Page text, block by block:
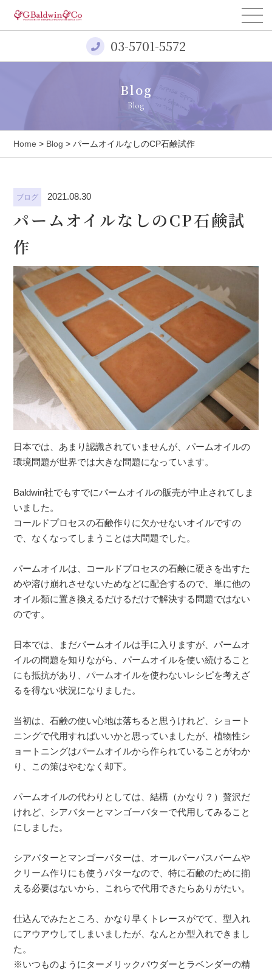
03-5701-5572
Blog
Blog
Home > Blog > パームオイルなしのCP石鹸試作
ブログ 2021.08.30
パームオイルなしのCP石鹸試
作
日本では、あまり認識されていませんが、パームオイルの
環境問題が世界では大きな問題になっています。
Baldwin社でもすでにパームオイルの販売が中止されてしま
いました。
コールドプロセスの石鹸作りに欠かせないオイルですの
で、なくなってしまうことは大問題でした。
パームオイルは、コールドプロセスの石鹸に硬さを出すた
めや溶け崩れさせないためなどに配合するので、単に他の
オイル類に置き換えるだけるだけで解決する問題ではない
のです。
日本では、まだパームオイルは手に入りますが、パームオ
イルの問題を知りながら、パームオイルを使い続けること
にも抵抗があり、パームオイルを使わないレシピを考えざ
るを得ない状況になりました。
当初は、石鹸の使い心地は落ちると思うけれど、ショート
ニングで代用すればいいかと思っていましたが、植物性シ
ョートニングはパームオイルから作られていることがわか
り、この策はやむなく却下。
パームオイルの代わりとしては、結構（かなり？）贅沢だ
けれど、シアバターとマンゴーバターで代用してみること
にしました。
シアバターとマンゴーバターは、オールパーパスバームや
クリーム作りにも使うバターなので、特に石鹸のために揃
える必要はないから、これらで代用できたらありがたい。
仕込んでみたところ、かなり早くトレースがでて、型入れ
にアウアウしてしまいましたが、なんとか型入れできまし
た。
※いつものようにターメリックパウダーとラベンダーの精